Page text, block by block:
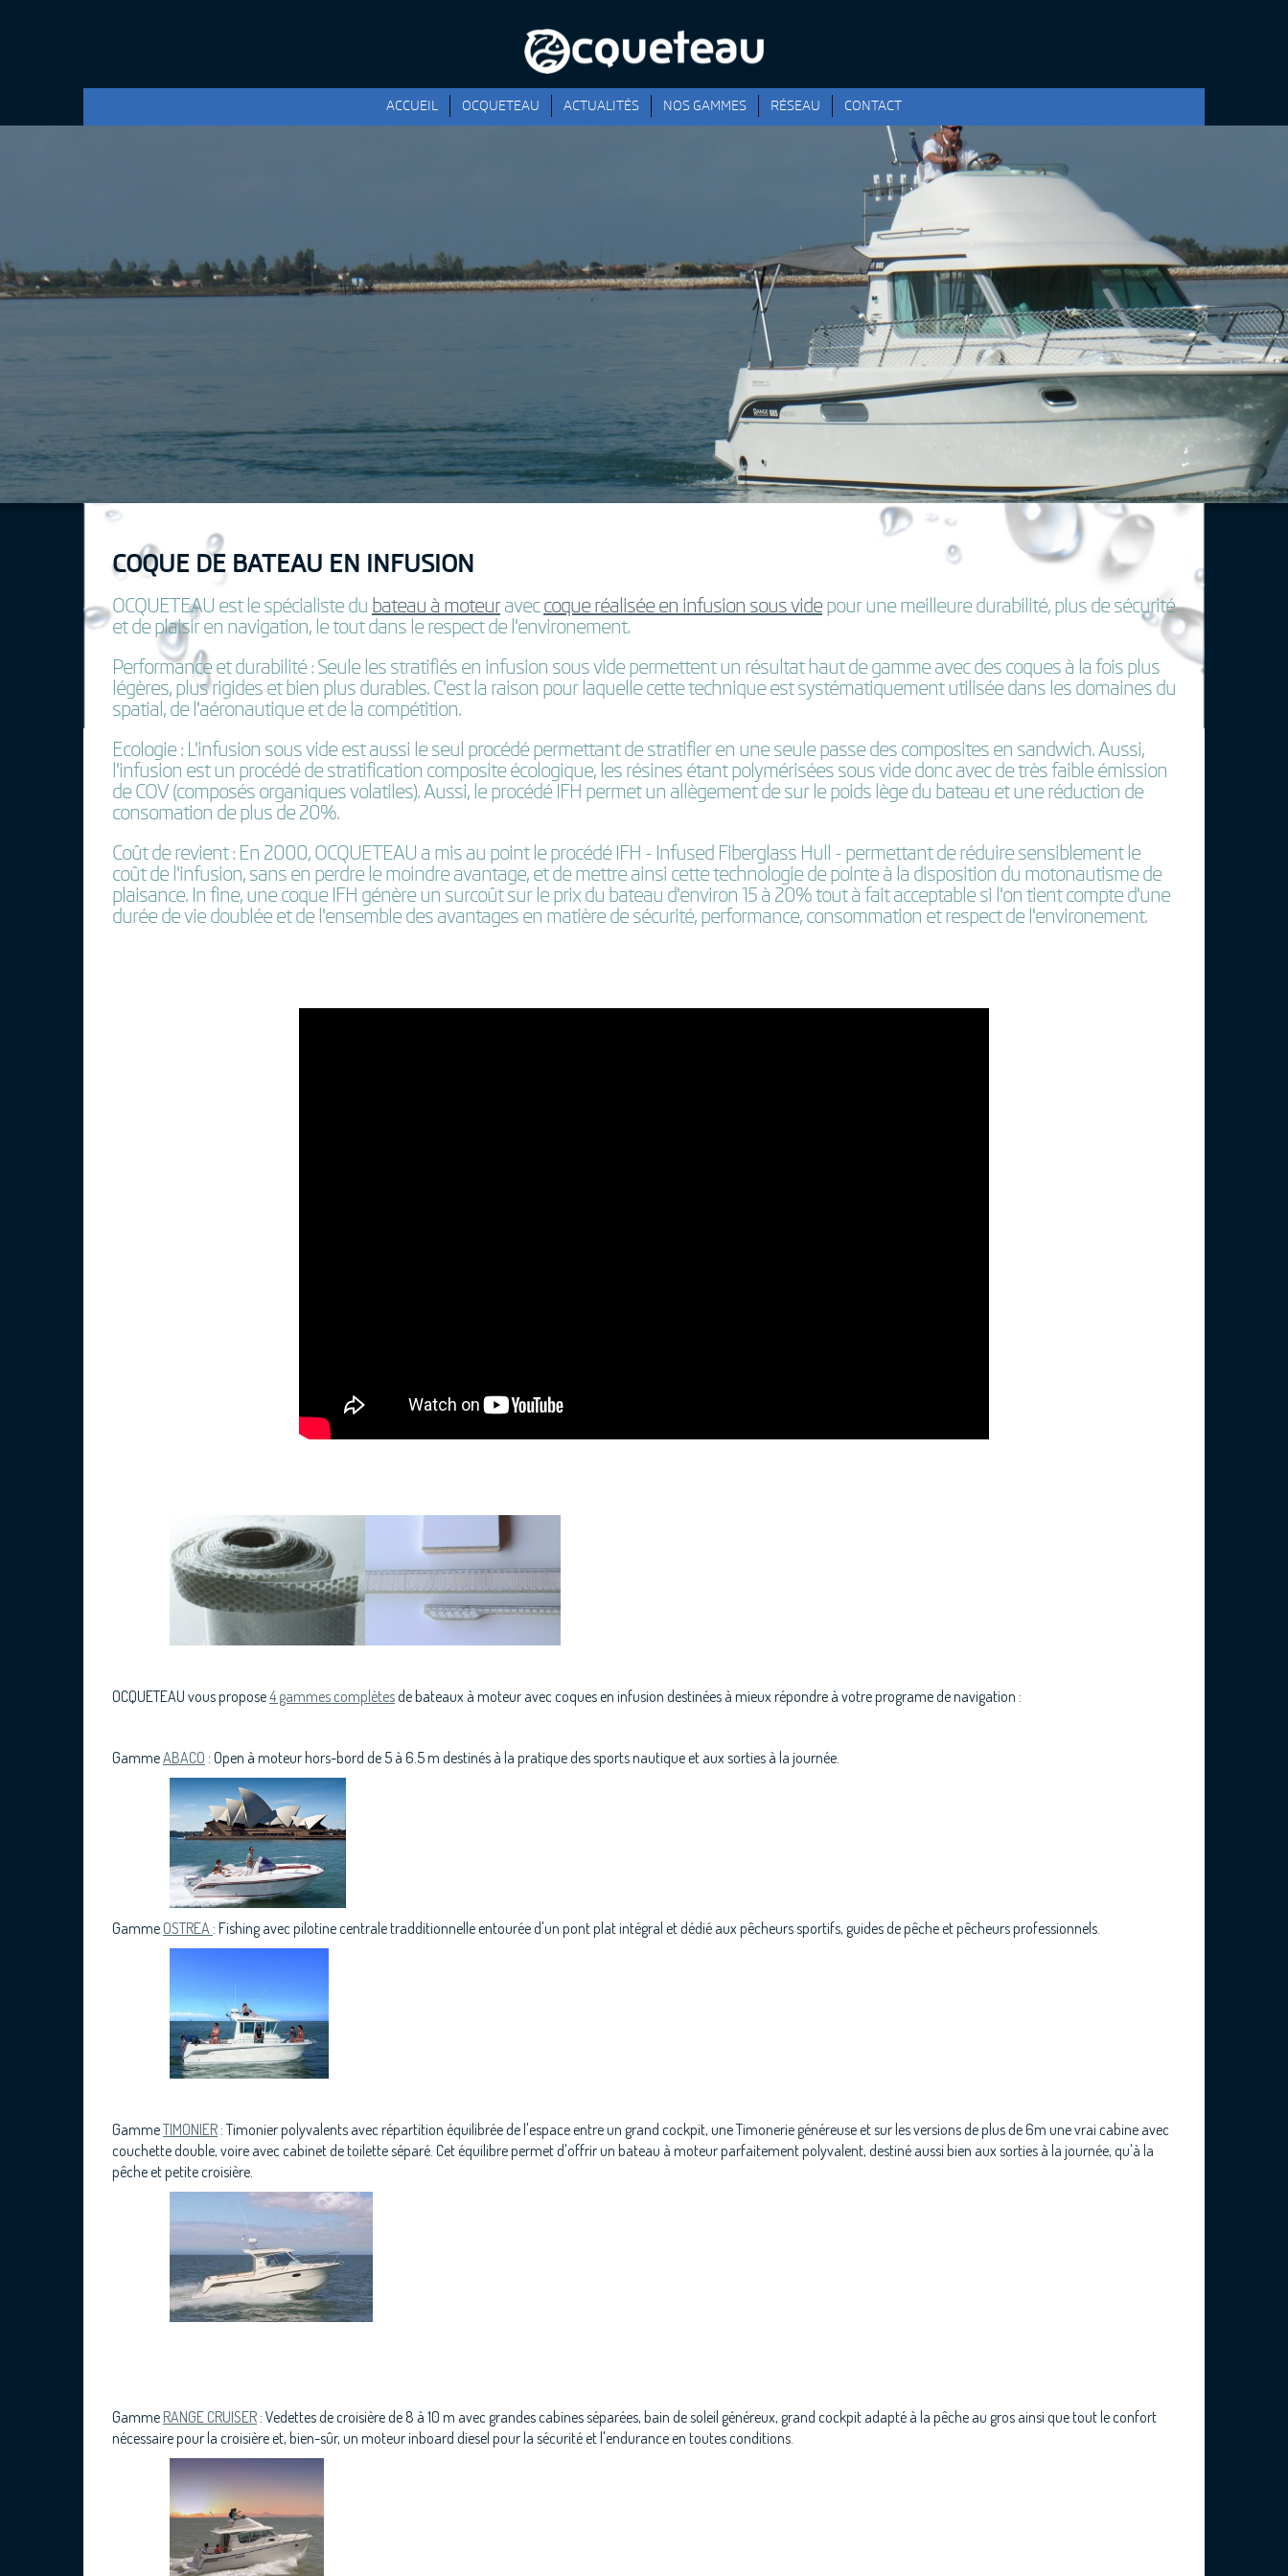
ACCUEIL OCQUETEAU ACTUALITÉS NOS GAMMES RÉSEAU CONTACT
COQUE DE BATEAU EN INFUSION
OCQUETEAU est le spécialiste du bateau à moteuraveccoque réalisée en infusion sous videpour une meilleure durabilité, plus de sécurité
et de plaisir en navigation, le tout dans le respect de l'environement.
Performance et durabilité : Seule les stratifiés en infusion sous vide permettent un résultat haut de gamme avec des coques à la fois plus
légères, plus rigides et bien plus durables. C'est la raison pour laquelle cette technique est systématiquement utilisée dans les domaines du
spatial, de l'aéronautique et de la compétition.
Ecologie : L'infusion sous vide est aussi le seul procédé permettant de stratifier en une seule passe des composites en sandwich. Aussi,
l'infusion est un procédé de stratification composite écologique, les résines étant polymérisées sous vide donc avec de très faible émission
de COV (composés organiques volatiles). Aussi, le procédé IFH permet un allègement de sur le poids lège du bateau et une réduction de
consomation de plus de 20%.
Coût de revient : En 2000, OCQUETEAU a mis au point le procédé IFH - Infused Fiberglass Hull - permettant de réduire sensiblement le
coût de l'infusion, sans en perdre le moindre avantage, et de mettre ainsi cette technologie de pointe à la disposition du motonautisme de
plaisance. In fine, une coque IFH génère un surcoût sur le prix du bateau d'environ 15 à 20% tout à fait acceptable si l'on tient compte d'une
durée de vie doublée et de l'ensemble des avantages en matière de sécurité, performance, consommation et respect de l'environement.
OCQUETEAU vous propose4 gammes complètesde bateaux à moteur avec coques en infusion destinées à mieux répondre à votre programe de navigation :
GammeABACO : Open à moteur hors-bord de 5 à 6.5 m destinés à la pratique des sports nautique et aux sorties à la journée.
Gamme OSTREA : Fishing avec pilotine centrale tradditionnelle entourée d'un pont plat intégral et dédié aux pêcheurs sportifs, guides de pêche et pêcheurs professionnels.
GammeTIMONIER : Timonier polyvalents avec répartition équilibrée de l'espace entre un grand cockpit, une Timonerie généreuse et sur les versions de plus de 6m une vrai cabine avec
couchette double, voire avec cabinet de toilette séparé. Cet équilibre permet d'offrir un bateau à moteur parfaitement polyvalent, destiné aussi bien aux sorties à la journée, qu'à la
pêche et petite croisière.
Gamme RANGE CRUISER : Vedettes de croisière de 8 à 10 m avec grandes cabines séparées, bain de soleil généreux, grand cockpit adapté à la pêche au gros ainsi que tout le confort
nécessaire pour la croisière et, bien-sûr, un moteur inboard diesel pour la sécurité et l'endurance en toutes conditions.